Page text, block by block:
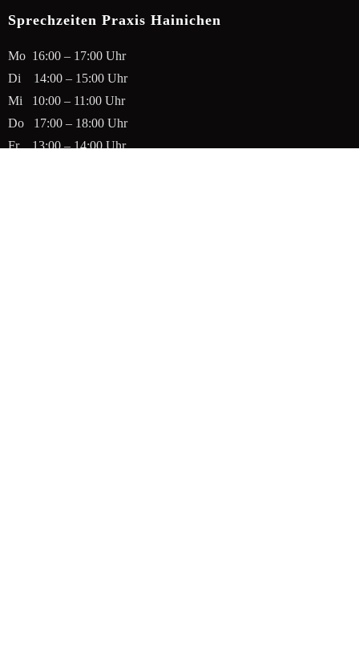
Sprechzeiten Praxis Hainichen
Mo 16:00 – 17:00 Uhr
Di 14:00 – 15:00 Uhr
Mi 10:00 – 11:00 Uhr
Do 17:00 – 18:00 Uhr
Fr 13:00 – 14:00 Uhr